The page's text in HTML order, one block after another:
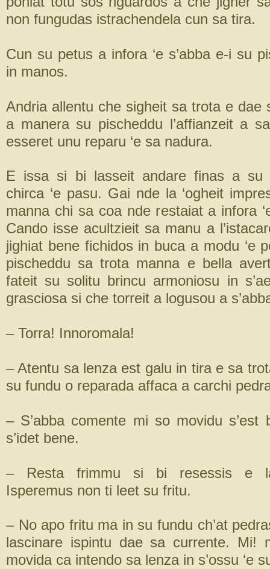
non fungudas istrachendela cun sa tira.
Cun su petus a infora ‘e s’abba e-i su
in manos.
Andria allentu che sigheit sa trota e dae
a manera su pischeddu l’affianzeit a
esseret unu reparu ‘e sa nadura.
E issa si bi lasseit andare finas a su
chirca ‘e pasu. Gai nde la ‘ogheit
manna chi sa coa nde restaiat a infora
Cando isse acultzieit sa manu a
jighiat bene fichidos in buca a modu ‘e
pischeddu sa trota manna e bella
fateit su solitu brincu armoniosu in
grasciosa si che torreit a logusou a
– Torra! Innoromala!
– Atentu sa lenza est galu in tira e sa
su fundu o reparada affaca a carchi
– S’abba comente mi so movidu s’est
s’idet bene.
– Resta frimmu si bi resessis e
Isperemus non ti leet su fritu.
– No apo fritu ma in su fundu ch’at
lascinare ispintu dae sa currente. Mi!
movida ca intendo sa lenza in s’ossu ‘e